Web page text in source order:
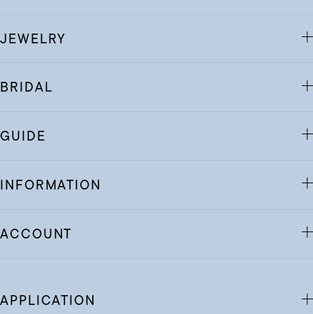
JEWELRY
BRIDAL
GUIDE
INFORMATION
ACCOUNT
APPLICATION